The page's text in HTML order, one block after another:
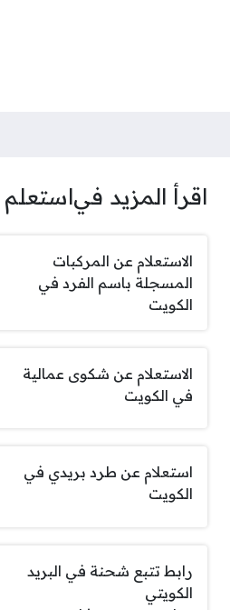
اقرأ المزيد فياستعلم
الاستعلام عن المركبات
المسجلة باسم الفرد في
الكويت
الاستعلام عن شكوى عمالية
في الكويت
استعلام عن طرد بريدي في
الكويت
رابط تتبع شحنة في البريد
الكويتي